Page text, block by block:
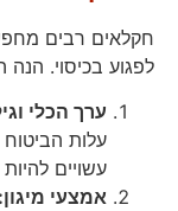
חקלאים רבים
לפגוע בכיסוי.
ערך הכלי
עלות
עשויים
אמצעי מיגון: